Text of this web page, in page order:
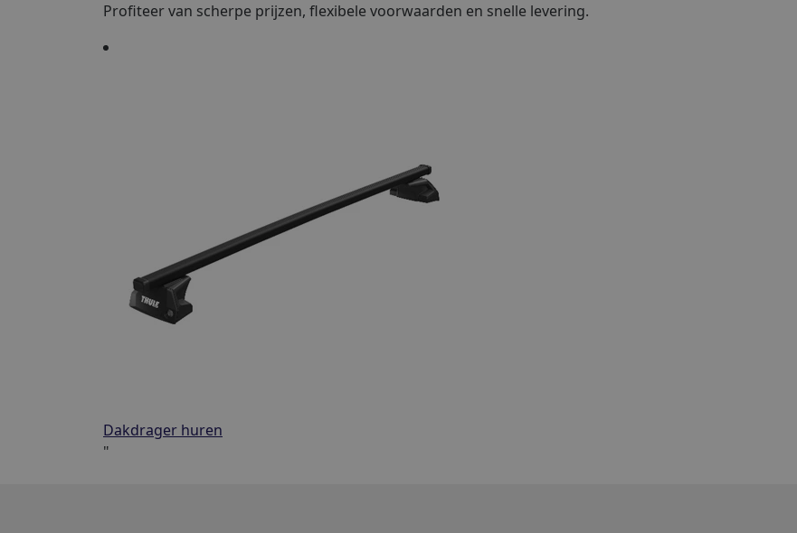
Profiteer van scherpe prijzen, flexibele voorwaarden en snelle levering.
Dakdrager huren
"